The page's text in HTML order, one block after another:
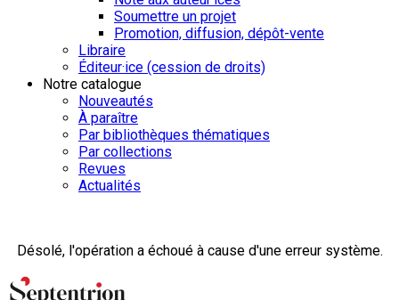
Soumettre un projet
Promotion, diffusion, dépôt-vente
Libraire
Éditeur·ice (cession de droits)
Notre catalogue
Nouveautés
À paraître
Par bibliothèques thématiques
Par collections
Revues
Actualités
Désolé, l'opération a échoué à cause d'une erreur système.